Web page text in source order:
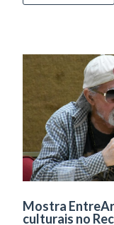
Mostra
culturais no